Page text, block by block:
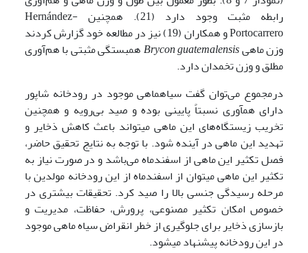
رابطه مثبت وجود دارد (21). همچنین Hernández-
Portocarrero و همکاران (19) نیز در مطالعه خود گزارش کردند
وزن ماهیBrycon guatemalensisهمبستگی مثبتی با هم‌آوری
مطلق و وزن تخمدان دارد.
درمجموع می‌توان گفت سیاه­ماهی موجود در رودخانه شاپور
دارای هم­آوری نسبتاً پایینی بوده و صید بی‌رویه و همچنین
تخریب زیستگاه‌های این ماهی می­تواند باعث کاهش ذخایر و
تهدید این ماهی در آینده شود. با توجه به نتایج تحقیق حاضر،
فصل تکثیر این ماهی از اسفندماه می‌باشد و در صورت نیاز به
تکثیر این ماهی می­توان از اسفندماه از این رودخانه مولدین با
مرحله رسیدگی جنسی بالا را صید کرد. تحقیقات بیشتری در
خصوص امکان تکثیر مصنوعی، پرورش، حفاظت، مدیریت و
بازسازی ذخایر برای جلوگیری از خطر انقراض سیاه­ ماهی موجود
در این رودخانه پیشنهاد می­شود.